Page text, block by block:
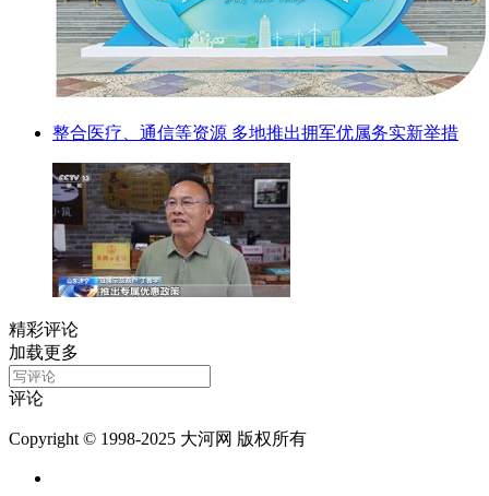
整合医疗、通信等资源 多地推出拥军优属务实新举措
精彩评论
加载更多
评论
Copyright © 1998-2025 大河网 版权所有